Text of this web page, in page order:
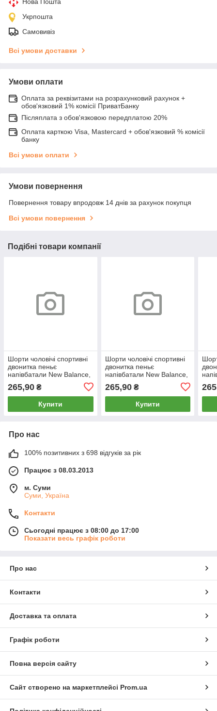
Укрпошта
Самовивіз
Всі умови доставки
Умови оплати
Оплата за реквізитами на розрахунковий рахунок +
обов'язковий 1% комісії ПриватБанку
Післяплата з обов'язковою передплатою 20%
Оплата карткою Visa, Mastercard + обов'язковий % комісії
банку
Всі умови оплати
Умови повернення
Повернення товару впродовж 14 днів за рахунок покупця
Всі умови повернення
Подібні товари компанії
Шорти чоловічі спортивні
двонитка пеньє
напівбатали New Balance,
розміри 50-58, сині, 12408
265,90 ₴
Купити
Шорти чоловічі спортивні
двонитка пеньє
напівбатали New Balance,
розміри 50-58, темно-сірі,
12405
265,90₴
Купити
Про нас
100% позитивних з 698 відгуків за рік
Працює з 08.03.2013
м. Суми
Суми, Україна
Контакти
Сьогодні працює з 08:00 до 17:00
Показати весь графік роботи
Про нас
Контакти
Доставка та оплата
Графік роботи
Повна версія сайту
Сайт створено на маркетплейсі Prom.ua